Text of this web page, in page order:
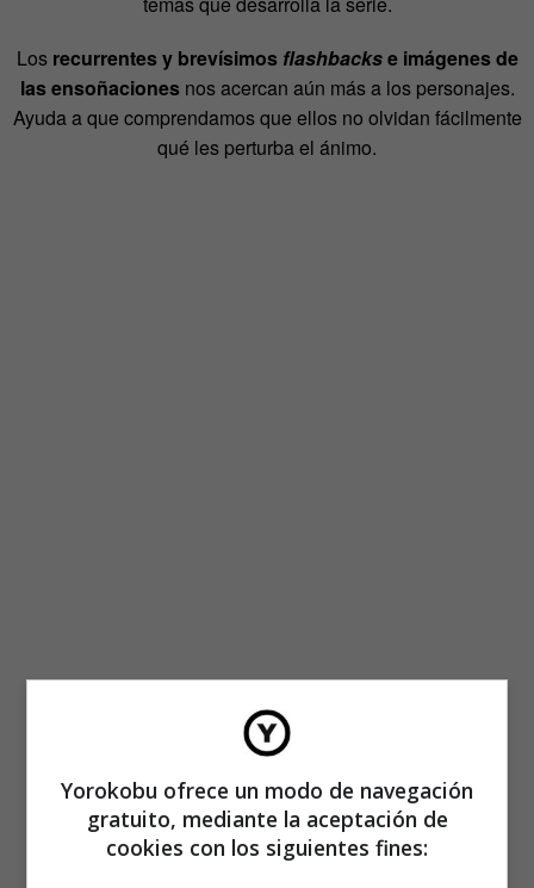
Losrecurrentes y brevísimos flashbackse imágenes de
las ensoñacionesnos acercan aún más a los personajes.
Ayuda a que comprendamos que ellos no olvidan fácilmente
qué les perturba el ánimo.
Yorokobu ofrece un modo de navegación
gratuito, mediante la aceptación de
cookies con los siguientes fines: